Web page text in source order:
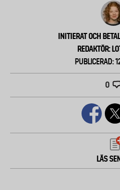
INITIERAT OCH
REDAKTÖR:
PUBLICERAD:
0
LÄS